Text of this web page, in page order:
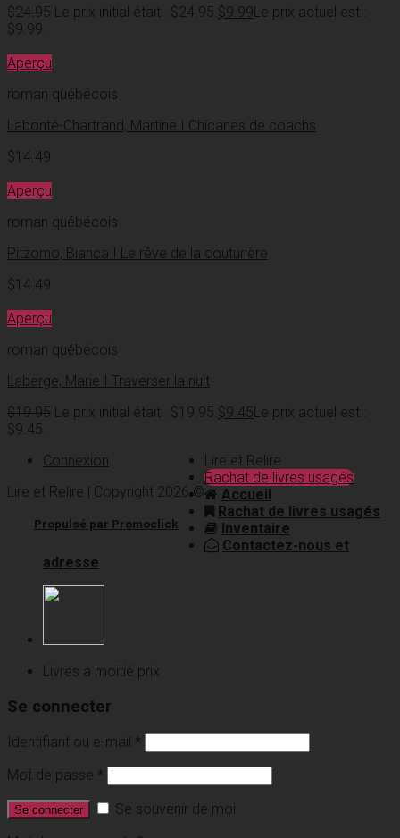
$24.95 Le prix initial était : $24.95. $9.99Le prix actuel est :
$9.99.
Aperçu
roman québécois
Labonté-Chartrand, Martine I Chicanes de coachs
$14.49
Aperçu
roman québécois
Pitzorno, Bianca I Le rêve de la couturière
$14.49
Aperçu
roman québécois
Laberge, Marie I Traverser la nuit
$19.95 Le prix initial était : $19.95. $9.45Le prix actuel est :
$9.45.
Connexion
Lire et Relire | Copyright 2026 ©
Propulsé par Promoclick
Lire et Relire
Rachat de livres usagés
Accueil
Rachat de livres usagés
Inventaire
Contactez-nous et
adresse
Livres a moitié prix
Se connecter
Identifiant ou e-mail *
Mot de passe *
Se connecter
Se souvenir de moi